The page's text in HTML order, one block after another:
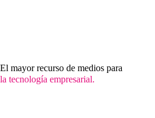
El mayor recurso de medios para
la tecnología empresarial.